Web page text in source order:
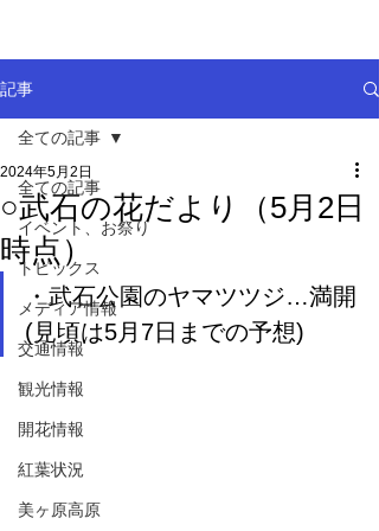
記事
全ての記事
イベント、お祭り
トピックス
メディア情報
交通情報
観光情報
開花情報
紅葉状況
美ヶ原高原
全ての記事
○武石の花だより（5月2日
時点）
2024年5月2日
・武石公園のヤマツツジ…満開
(見頃は5月7日までの予想)